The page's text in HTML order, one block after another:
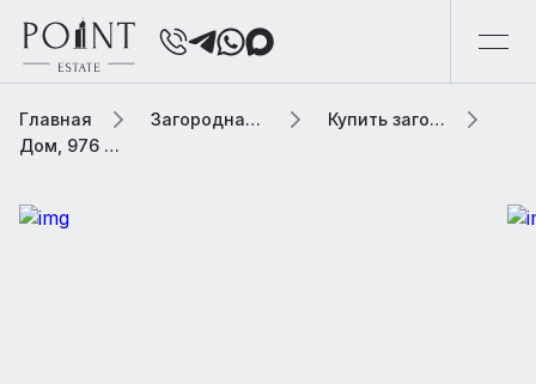
Главная Загородная элитная недвижимость
Купить загородную элитную недвижимость
Дом, 976 м² В коттеджном поселке «Монтевиль (Monteville)»